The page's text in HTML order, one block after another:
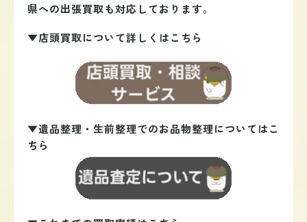
県への出張買取も対応しております。
▼店頭買取について詳しくはこちら
▼遺品整理・生前整理でのお品物整理についてはこ
ちら